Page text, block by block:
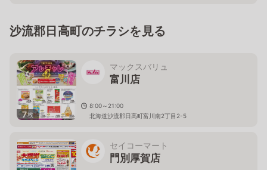
沙流郡日高町のチラシを見る
7枚
マックスバリュ
富川店
8:00～21:00
北海道沙流郡日高町富川南2丁目2-5
セイコーマート
門別厚賀店